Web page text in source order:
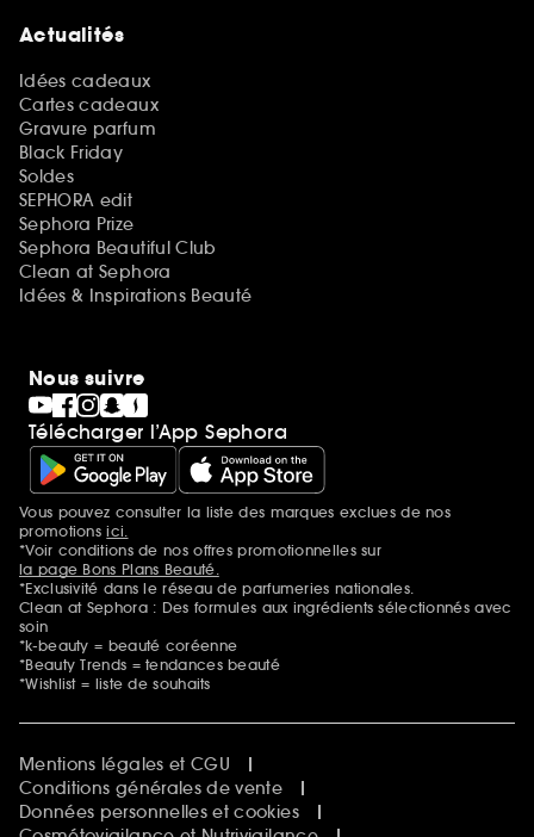
Actualités
Idées cadeaux
Cartes cadeaux
Gravure parfum
Black Friday
Soldes
SEPHORA edit
Sephora Prize
Sephora Beautiful Club
Clean at Sephora
Idées & Inspirations Beauté
Nous suivre
Télécharger l’App Sephora
Mentions additionnelles
Vous pouvez consulter la liste des marques exclues de nos
promotionsici.
*Voir conditions de nos offres promotionnelles sur
la page Bons Plans Beauté.
*Exclusivité dans le réseau de parfumeries nationales.
Clean at Sephora : Des formules aux ingrédients sélectionnés avec
soin
*k-beauty = beauté coréenne
*Beauty Trends = tendances beauté
*Wishlist = liste de souhaits
Mentions légales et CGU
Conditions générales de vente
Données personnelles et cookies